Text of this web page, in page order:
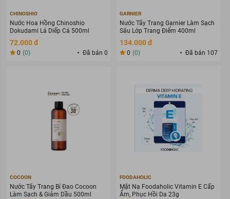
CHINOSHIO
Nước Hoa Hồng Chinoshio
Dokudami Lá Diếp Cá 500ml
72.000 đ
0 (0) Đã bán 0
GARNIER
Nước Tẩy Trang Garnier Làm Sạch
Sâu Lớp Trang Điểm 400ml
134.000 đ
0 (0) Đã bán 107
COCOON
Nước Tẩy Trang Bí Đao Cocoon
Làm Sạch & Giảm Dầu 500ml
FOODAHOLIC
Mặt Nạ Foodaholic Vitamin E Cấp
Ẩm, Phục Hồi Da 23g